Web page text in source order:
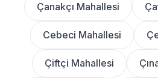
Çanakçı Mahallesi
Cebeci Mahallesi
Çiftçi Mahallesi